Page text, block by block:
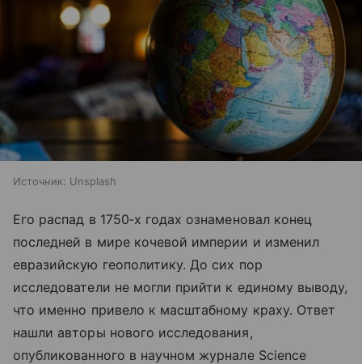
Источник: Unsplash
Его распад в 1750‑х годах ознаменовал конец
последней в мире кочевой империи и изменил
евразийскую геополитику. До сих пор
исследователи не могли прийти к единому выводу,
что именно привело к масштабному краху. Ответ
нашли авторы нового исследования,
опубликованного в научном журнале Science